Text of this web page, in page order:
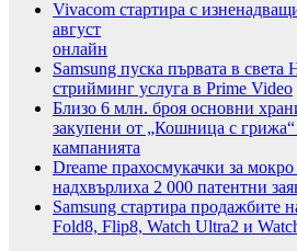
Vivacom стартира с
август
онлайн
Samsung пуска първата в
стрийминг услуга в Prime Video
Близо 6 млн. броя основни
закупени от „Кошница с
кампанията
Dreame прахосмукачки за
надхвърлиха 2 000 патентни
Samsung стартира продажбите
Fold8, Flip8, Watch Ultra2 и